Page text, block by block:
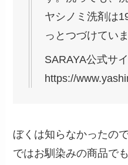
ヤシノミ洗剤は
っとつづけていま
SARAYA公式サ
https://
ぼくは知らなかったの
ではお馴染みの商品で